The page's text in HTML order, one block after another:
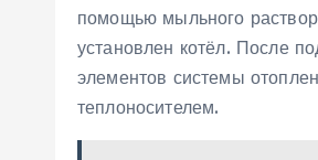
помощью мыльного
установлен котёл. После
элементов системы
теплоносителем.